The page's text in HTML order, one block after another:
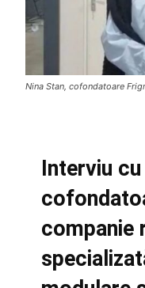
Nina Stan, cofondatoare
Interviu
companie